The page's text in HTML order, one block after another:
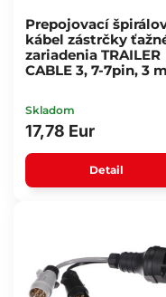
Prepojovací
kábel zástrčky
zariadenia TRAILER
CABLE 3, 7-7pin, 3 m
Skladom
17,78 Eur
Detail